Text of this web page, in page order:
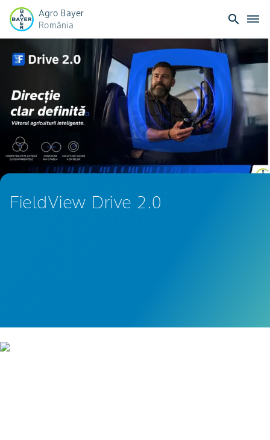
Agro Bayer
România
search dehaze
FieldView Drive 2.0